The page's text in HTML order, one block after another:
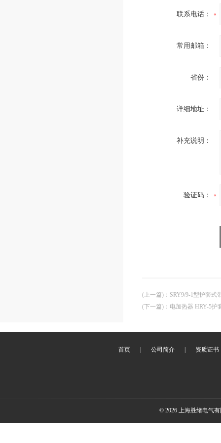
联系电话：
常用邮箱：
省份：
详细地址：
补充说明：
验证码：
(上一篇) ： SRY9/9-1型护套式
(下一篇) ： 电加热器 HRY-5护
首页 公司简介 资质证书
© 2026 上海胜绪电气